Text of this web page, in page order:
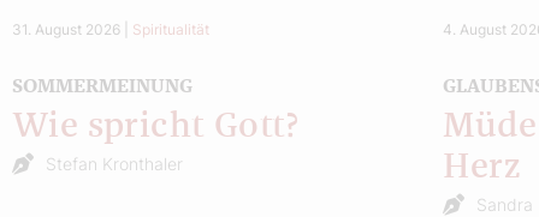
31. August 2026 Spiritualität
SOMMERMEINUNG
Wie spricht Gott?
Stefan Kronthaler
4. August
Herz
Sandra